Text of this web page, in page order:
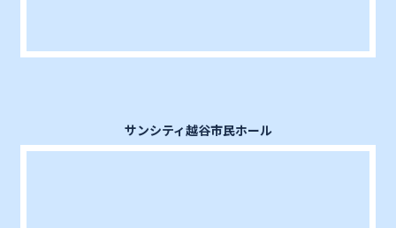
サンシティ越谷市民ホール